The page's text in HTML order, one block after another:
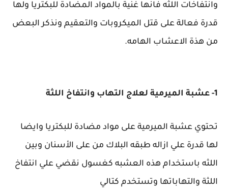
وانتفاخات اللثه فانها غنية بالمواد المضادة للبكتريا ولها
قدرة فعالة على قتل الميكروبات والتعقيم ونذكر البعض
من هذة الاعشاب الهامه.
1- عشبة الميرمية لعلاج التهاب وانتفاخ اللثة
تحتوي عشبة الميرمية على مواد مضادة للبكتريا وايضا
لها قدرة علي ازاله طبقه البلاك من على الأسنان وبين
اللثه باستخدام هذه العشبه كغسول نقضي علي انتفاخ
اللثة والتهاباتها وتستخدم كتالي